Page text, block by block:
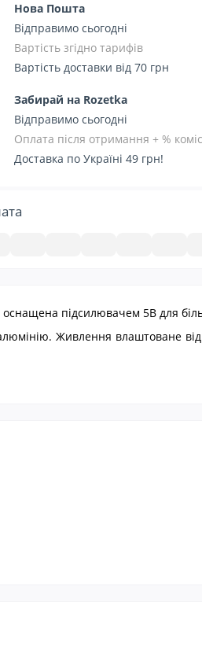
Нова Пошта
Відправимо сьогодні
Вартість згідно тарифів
Вартість доставки від 70 грн
Забирай на Rozetka
Відправимо сьогодні
Оплата після отримання + %
Доставка по Україні 49 грн!
підсилювачем 5В для
Живлення влаштоване